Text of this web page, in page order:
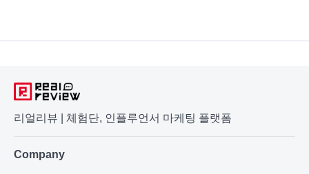
리얼리뷰 | 체험단, 인플루언서 마케팅 플랫폼
Company